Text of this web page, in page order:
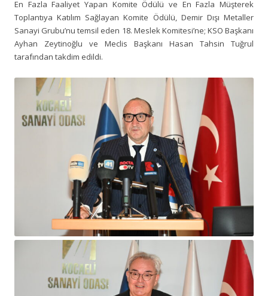
En Fazla Faaliyet Yapan Komite Ödülü ve En Fazla Müşterek
Toplantıya Katılım Sağlayan Komite Ödülü, Demir Dışı Metaller
Sanayi Grubu’nu temsil eden 18. Meslek Komitesi’ne; KSO Başkanı
Ayhan Zeytinoğlu ve Meclis Başkanı Hasan Tahsin Tuğrul
tarafından takdim edildi.